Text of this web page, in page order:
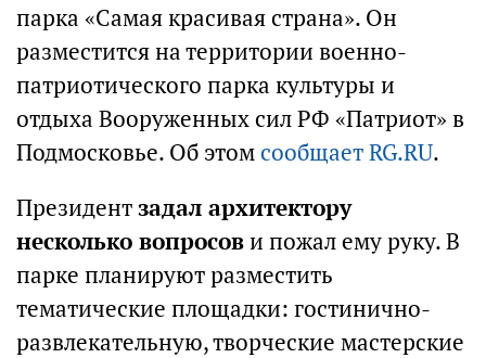
парка «Самая красивая страна». Он
разместится на территории военно-
патриотического парка культуры и
отдыха Вооруженных сил РФ «Патриот» в
Подмосковье. Об этомсообщает RG.RU.
Президентзадал архитектору
несколько вопросови пожал ему руку. В
парке планируют разместить
тематические площадки: гостинично-
развлекательную, творческие мастерские